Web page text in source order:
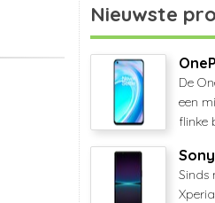
Nieuwste
De
een
flinke
Sinds